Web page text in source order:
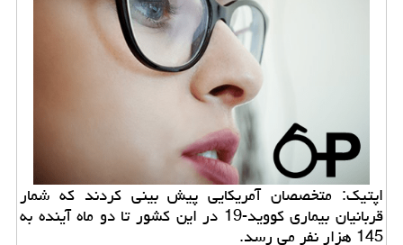
اپتیك: متخصصان آمریكایی پیش بینی كردند كه شمار
قربانیان بیماری كووید-19 در این كشور تا دو ماه آینده به
145 هزار نفر می رسد.